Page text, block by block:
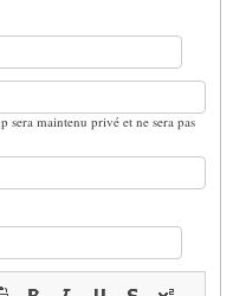
sera maintenu privé et ne sera pas